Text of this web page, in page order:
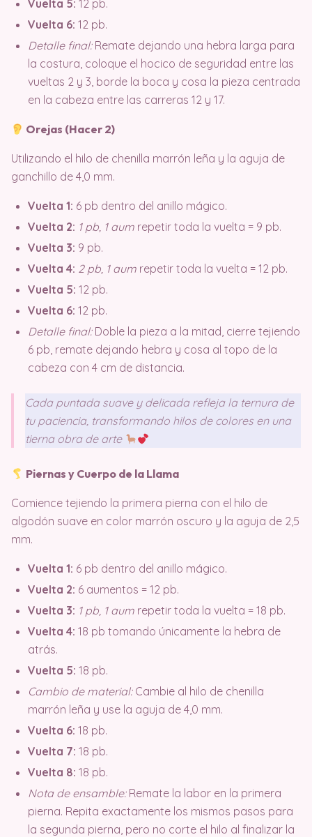
Vuelta 5: 12 pb.
Vuelta 6: 12 pb.
Detalle final:Remate dejando una hebra larga para
la costura, coloque el hocico de seguridad entre las
vueltas 2 y 3, borde la boca y cosa la pieza centrada
en la cabeza entre las carreras 12 y 17.
Orejas (Hacer 2)
Utilizando el hilo de chenilla marrón leña y la aguja de
ganchillo de 4,0 mm.
Vuelta 1: 6 pb dentro del anillo mágico.
Vuelta 2: 1 pb, 1 aum repetir toda la vuelta = 9 pb.
Vuelta 3: 9 pb.
Vuelta 4: 2 pb, 1 aum repetir toda la vuelta = 12 pb.
Vuelta 5: 12 pb.
Vuelta 6: 12 pb.
Detalle final:Doble la pieza a la mitad, cierre tejiendo
6 pb, remate dejando hebra y cosa al topo de la
cabeza con 4 cm de distancia.
Cada puntada suave y delicada refleja la ternura de
tu paciencia, transformando hilos de colores en una
tierna obra de arte
Piernas y Cuerpo de la Llama
Comience tejiendo la primera pierna con el hilo de
algodón suave en color marrón oscuro y la aguja de 2,5
mm.
Vuelta 1: 6 pb dentro del anillo mágico.
Vuelta 2: 6 aumentos = 12 pb.
Vuelta 3: 1 pb, 1 aum repetir toda la vuelta = 18 pb.
Vuelta 4: 18 pb tomando únicamente la hebra de
atrás.
Vuelta 5: 18 pb.
Cambio de material:Cambie al hilo de chenilla
marrón leña y use la aguja de 4,0 mm.
Vuelta 6: 18 pb.
Vuelta 7: 18 pb.
Vuelta 8: 18 pb.
Nota de ensamble:Remate la labor en la primera
pierna. Repita exactamente los mismos pasos para
la segunda pierna, pero no corte el hilo al finalizar la